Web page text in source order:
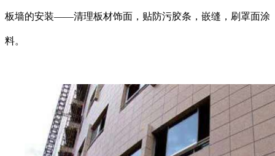
板墙的安装——清理板材饰面，贴防污胶条，嵌缝，刷罩面涂
料。